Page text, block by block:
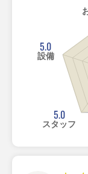
5.0
スタッフ
5.0
設備